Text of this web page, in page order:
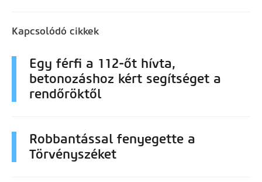
Kapcsolódó cikkek
Egy férfi a 112-őt hívta,
betonozáshoz kért segítséget a
rendőröktől
Robbantással fenyegette a
Törvényszéket